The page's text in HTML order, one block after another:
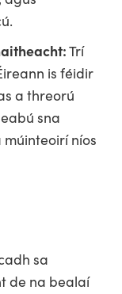
Trí
is féidir
a threorú
sna
níos
sa
de na bealaí